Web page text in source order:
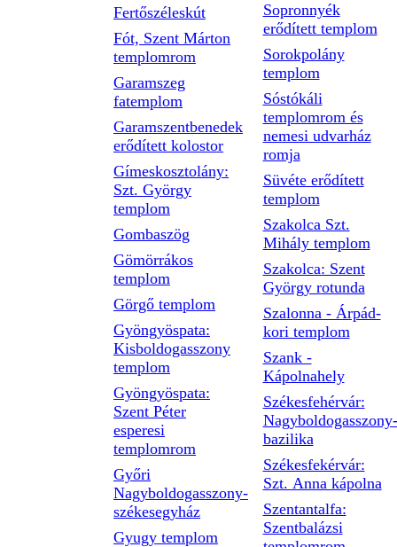
Fertőszéleskút
Fót, Szent Márton
templomrom
Garamszeg
fatemplom
Garamszentbenedek
erődített kolostor
Gímeskosztolány:
Szt. György
templom
Gombaszög
Gömörrákos
templom
Görgő templom
Gyöngyöspata:
Kisboldogasszony
templom
Gyöngyöspata:
Szent Péter
esperesi
templomrom
Győri
Nagyboldogasszony-
székesegyház
Gyugy templom
Sopronnyék
erődített templom
Sorokpolány
templom
Sóstókáli
templomrom és
nemesi udvarház
romja
Süvéte erődített
templom
Szakolca Szt.
Mihály templom
Szakolca: Szent
György rotunda
Szalonna - Árpád-
kori templom
Szank -
Kápolnahely
Székesfehérvár:
Nagyboldogasszony-
bazilika
Székesfekérvár:
Szt. Anna kápolna
Szentantalfa:
Szentbalázsi